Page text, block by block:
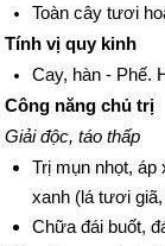
Toàn cây tươi
Tính vị quy kinh
Cay, hàn - Phế.
Công năng chủ trị
Giải độc, táo thấp
Trị mụn nhọt,
xanh (lá tươi
Chữa đái buốt,